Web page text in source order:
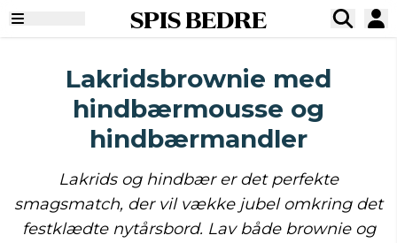
SPIS BEDRE
Lakridsbrownie med
hindbærmousse og
hindbærmandler
Lakrids og hindbær er det perfekte
smagsmatch, der vil vække jubel omkring det
festklædte nytårsbord. Lav både brownie og